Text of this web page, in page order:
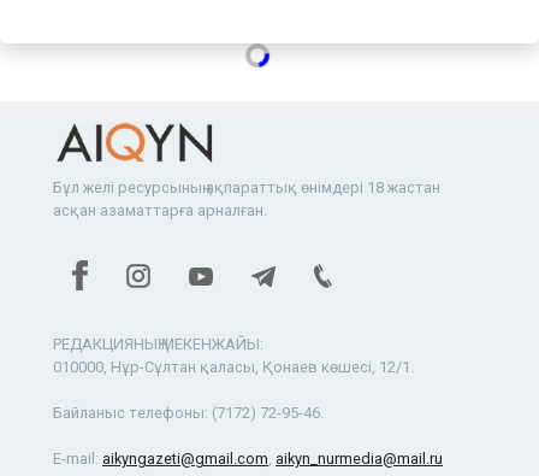
Бұл желі ресурсының ақпараттық өнімдері 18 жастан
асқан азаматтарға арналған.
РЕДАКЦИЯНЫҢ МЕКЕНЖАЙЫ:
010000, Нұр-Сұлтан қаласы, Қонаев көшесі, 12/1.
Байланыс телефоны: (7172) 72-95-46.
E-mail: aikyngazeti@gmail.com, aikyn_nurmedia@mail.ru